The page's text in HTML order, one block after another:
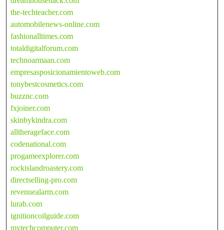
the-techteacher.com
automobilenews-online.com
fashionalltimes.com
totaldigitalforum.com
technoarmaan.com
empresasposicionamientoweb.com
tonybestcosmetics.com
buzznc.com
fxjoiner.com
skinbykindra.com
alltherageface.com
codenational.com
progameexplorer.com
rockislandroastery.com
directselling-pro.com
revenuealarm.com
lurab.com
ignitioncoilguide.com
mytechcomputer.com